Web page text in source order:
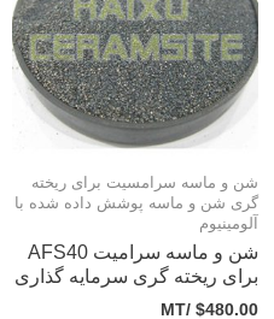
شن و ماسه سرامسیت برای ریخته
گری شن و ماسه پوشش داده شده با
آلومینیوم
شن و ماسه سرامیت AFS40
برای ریخته گری سرمایه گذاری
$480.00
/MT